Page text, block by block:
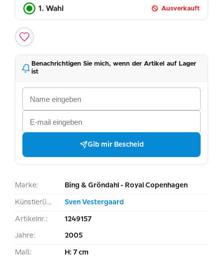
1. Wahl Ausverkauft
Benachrichtigen Sie mich, wenn der Artikel auf Lager
ist
Gib mir Bescheid
Marke: Bing & Gröndahl - Royal Copenhagen
Künstler(in): Sven Vestergaard
Artikelnr.: 1249157
Jahre: 2005
Maß: H: 7 cm